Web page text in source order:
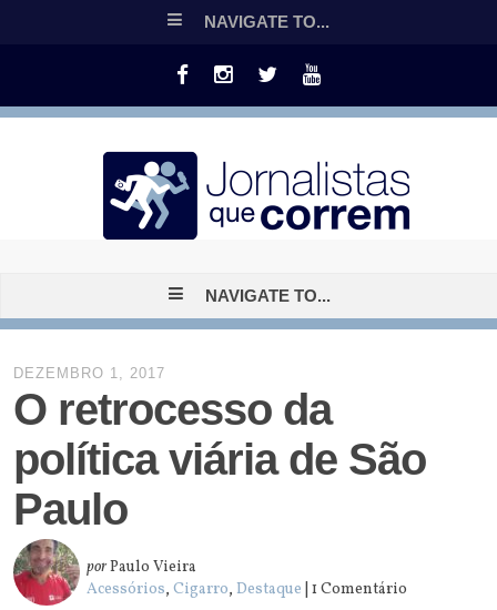
NAVIGATE TO...
NAVIGATE TO...
DEZEMBRO 1, 2017
O retrocesso da
política viária de São
Paulo
porPaulo Vieira
Acessórios,Cigarro,Destaque | 1 Comentário